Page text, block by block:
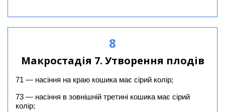
8
Макростадія 7. Утворення плодів
71 — насіння на краю кошика має сірий колір;
73 — насіння в зовнішній третині кошика має сірий
колір;